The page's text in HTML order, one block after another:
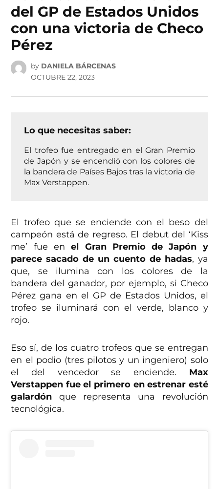
del GP de Estados Unidos
con una victoria de Checo
Pérez
by DANIELA BÁRCENAS
OCTUBRE 22, 2023
Lo que necesitas saber:
El trofeo fue entregado en el Gran Premio
de Japón y se encendió con los colores de
la bandera de Países Bajos tras la victoria de
Max Verstappen.
El trofeo que se enciende con el beso del
campeón está de regreso. El debut del ‘Kiss
me’ fue enel Gran Premio de Japón y
parece sacado de un cuento de hadas, ya
que, se ilumina con los colores de la
bandera del ganador, por ejemplo, si Checo
Pérez gana en el GP de Estados Unidos, el
trofeo se iluminará con el verde, blanco y
rojo.
Eso sí, de los cuatro trofeos que se entregan
en el podio (tres pilotos y un ingeniero) solo
el del vencedor se enciende. Max
Verstappen fue el primero en estrenar esté
galardón que representa una revolución
tecnológica.